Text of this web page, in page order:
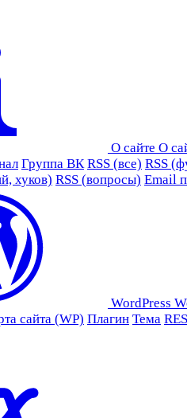
О сайте О
Группа ВК RSS (все) RSS
хуков) RSS (вопросы) Email
WordPress
сайта (WP) Плагин Тема